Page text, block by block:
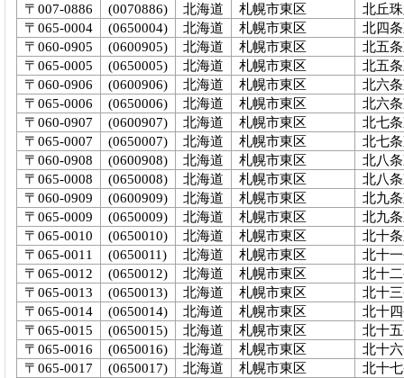
〒007-0886
(0070886) 北海道 札幌市東区
北丘
〒065-0004
(0650004) 北海道 札幌市東区
北四
〒060-0905
(0600905) 北海道 札幌市東区
北五
〒065-0005
(0650005) 北海道 札幌市東区
北五
〒060-0906
(0600906) 北海道 札幌市東区
北六
〒065-0006
(0650006) 北海道 札幌市東区
北六
〒060-0907
(0600907) 北海道 札幌市東区
北七
〒065-0007
(0650007) 北海道 札幌市東区
北七
〒060-0908
(0600908) 北海道 札幌市東区
北八
〒065-0008
(0650008) 北海道 札幌市東区
北八
〒060-0909
(0600909) 北海道 札幌市東区
北九
〒065-0009
(0650009) 北海道 札幌市東区
北九
〒065-0010
(0650010) 北海道 札幌市東区
北十
〒065-0011
(0650011) 北海道 札幌市東区
北十
〒065-0012
(0650012) 北海道 札幌市東区
北十
〒065-0013
(0650013) 北海道 札幌市東区
北十
〒065-0014
(0650014) 北海道 札幌市東区
北十
〒065-0015
(0650015) 北海道 札幌市東区
北十
〒065-0016
(0650016) 北海道 札幌市東区
北十
〒065-0017
(0650017) 北海道 札幌市東区
北十